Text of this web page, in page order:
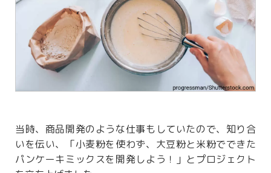
当時、商品開発のような仕事もしていたので、知り合
いを伝い、「小麦粉を使わず、大豆粉と米粉でできた
パンケーキミックスを開発しよう！」とプロジェクト